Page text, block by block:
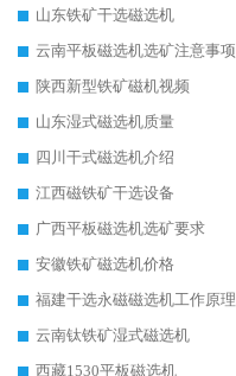
山东铁矿干选磁选机
云南平板磁选机选矿注意事项
陕西新型铁矿磁机视频
山东湿式磁选机质量
四川干式磁选机介绍
江西磁铁矿干选设备
广西平板磁选机选矿要求
安徽铁矿磁选机价格
福建干选永磁磁选机工作原理
云南钛铁矿湿式磁选机
西藏1530平板磁选机